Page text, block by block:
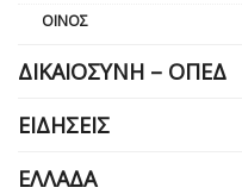
ΟΊΝΟΣ
ΔΙΚΑΙΟΣΎΝΗ – ΟΠΕΔ
ΕΙΔΉΣΕΙΣ
ΕΛΛΆΔΑ